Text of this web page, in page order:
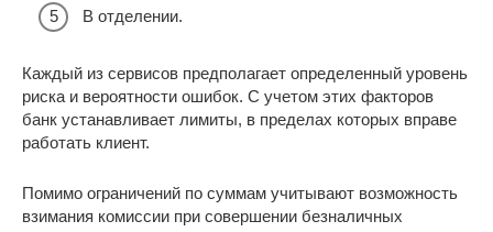
В отделении.
Каждый из сервисов предполагает определенный уровень
риска и вероятности ошибок. С учетом этих факторов
банк устанавливает лимиты, в пределах которых вправе
работать клиент.
Помимо ограничений по суммам учитывают возможность
взимания комиссии при совершении безналичных